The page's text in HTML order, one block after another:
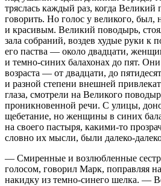
тряслась каждый раз, когда Великий
говорить. Но голос у великого, был,
и красивым. Великий поводырь,
зала собраний, воздев худые руки к
его паства — около двадцати,
и темно-синих балахонах до пят.
возраста — от двадцати, до
и разной степени внешней
глаза, смотрели на Великого
проникновенной речи. С улицы,
щебетание, но женщины в синих
на своего пастыря, какими-то
словно их мысли, были далеко-
— Смиренные и возлюбленные
голосом, говорил Марк, поправляя
накидку из темно-синего шелка. —